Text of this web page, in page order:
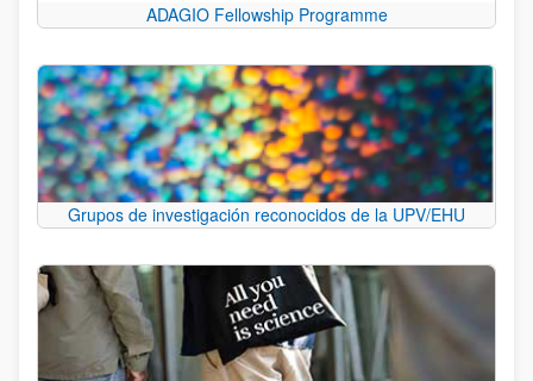
ADAGIO Fellowship Programme
Grupos de investigación reconocidos de la UPV/EHU